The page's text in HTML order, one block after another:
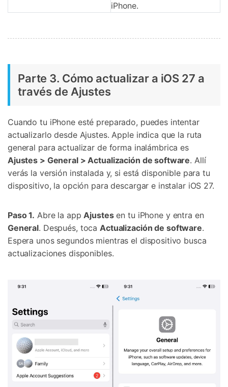
iPhone.
Parte 3. Cómo actualizar a iOS 27 a
través de Ajustes
Cuando tu iPhone esté preparado, puedes intentar
actualizarlo desde Ajustes. Apple indica que la ruta
general para actualizar de forma inalámbrica es
Ajustes > General > Actualización de software. Allí
verás la versión instalada y, si está disponible para tu
dispositivo, la opción para descargar e instalar iOS 27.
Paso 1. Abre la appAjustesen tu iPhone y entra en
General. Después, tocaActualización de software.
Espera unos segundos mientras el dispositivo busca
actualizaciones disponibles.